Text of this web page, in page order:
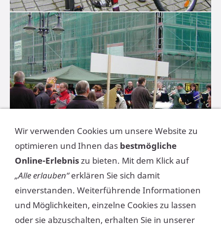
Wir verwenden Cookies um unsere Website zu
optimieren und Ihnen das bestmögliche
Online-Erlebniszu bieten. Mit dem Klick auf
„Alle erlauben“erklären Sie sich damit
einverstanden. Weiterführende Informationen
und Möglichkeiten, einzelne Cookies zu lassen
oder sie abzuschalten, erhalten Sie in unserer